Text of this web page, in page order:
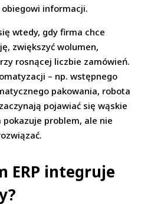
informacji.
wtedy, gdy firma chce
zwiększyć wolumen,
rosnącej liczbie zamówień.
– np. wstępnego
pakowania, robota
pojawiać się wąskie
pokazuje problem, ale nie
ERP integruje